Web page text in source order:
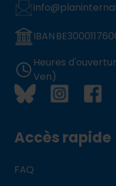
IBAN
Heures
Ven)
Accès rapide
FAQ